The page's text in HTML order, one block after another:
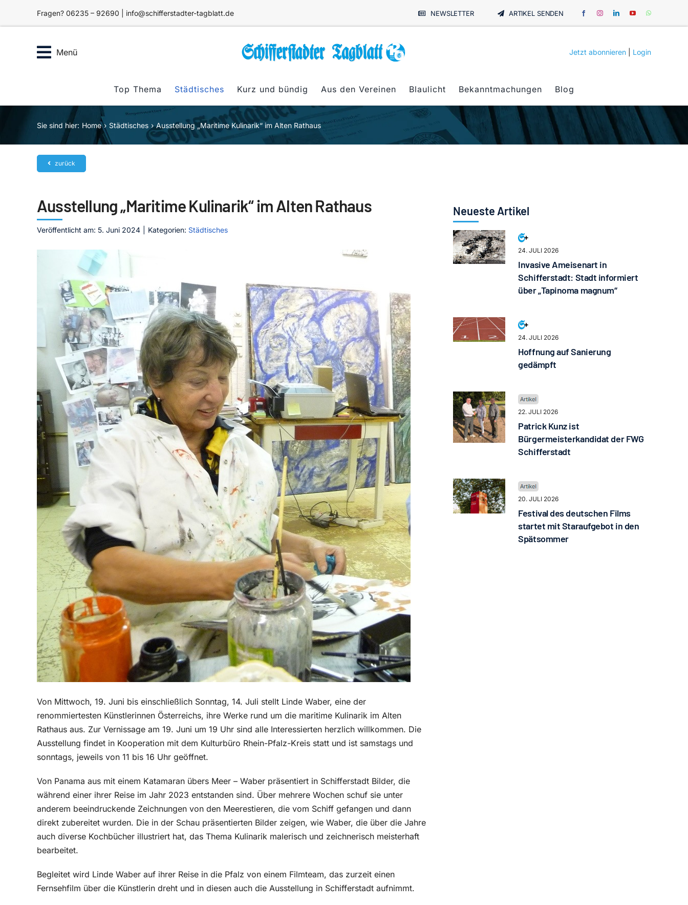
Fragen? 06235 – 92690 | info@schifferstadter-tagblatt.de NEWSLETTER ARTIKEL SENDEN
Menü Jetzt abonnieren Login
Top Thema Städtisches Kurz und bündig Aus den Vereinen Blaulicht Bekanntmachungen Blog
Sie sind hier: Home Städtisches Ausstellung „Maritime Kulinarik“ im Alten Rathaus
zurück
Ausstellung „Maritime Kulinarik“ im Alten Rathaus
Veröffentlicht am: 5. Juni 2024 Kategorien: Städtisches
Von Mittwoch, 19. Juni bis einschließlich Sonntag, 14. Juli stellt Linde Waber, eine der
renommiertesten Künstlerinnen Österreichs, ihre Werke rund um die maritime Kulinarik im Alten
Rathaus aus. Zur Vernissage am 19. Juni um 19 Uhr sind alle Interessierten herzlich willkommen. Die
Ausstellung findet in Kooperation mit dem Kulturbüro Rhein-Pfalz-Kreis statt und ist samstags und
sonntags, jeweils von 11 bis 16 Uhr geöffnet.
Von Panama aus mit einem Katamaran übers Meer – Waber präsentiert in Schifferstadt Bilder, die
während einer ihrer Reise im Jahr 2023 entstanden sind. Über mehrere Wochen schuf sie unter
anderem beeindruckende Zeichnungen von den Meerestieren, die vom Schiff gefangen und dann
direkt zubereitet wurden. Die in der Schau präsentierten Bilder zeigen, wie Waber, die über die Jahre
auch diverse Kochbücher illustriert hat, das Thema Kulinarik malerisch und zeichnerisch meisterhaft
bearbeitet.
Begleitet wird Linde Waber auf ihrer Reise in die Pfalz von einem Filmteam, das zurzeit einen
Fernsehfilm über die Künstlerin dreht und in diesen auch die Ausstellung in Schifferstadt aufnimmt.
Neueste Artikel
24. JULI 2026
Invasive Ameisenart in
Schifferstadt: Stadt informiert
über „Tapinoma magnum“
24. JULI 2026
Hoffnung auf Sanierung
gedämpft
22. JULI 2026
Patrick Kunz ist
Bürgermeisterkandidat der FWG
Schifferstadt
20. JULI 2026
Festival des deutschen Films
startet mit Staraufgebot in den
Spätsommer